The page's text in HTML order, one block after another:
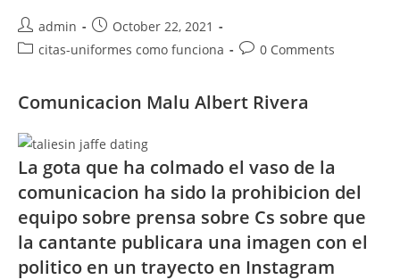
Post
author:
admin
Post
published:
October 22, 2021
Postcitas-uniformes como funciona
Post0 Comments
Comunicacion Malu Albert Rivera
La gota que ha colmado el vaso de la
comunicacion ha sido la prohibicion del
equipo sobre prensa sobre Cs sobre que
la cantante publicara una imagen con el
politico en un trayecto en Instagram